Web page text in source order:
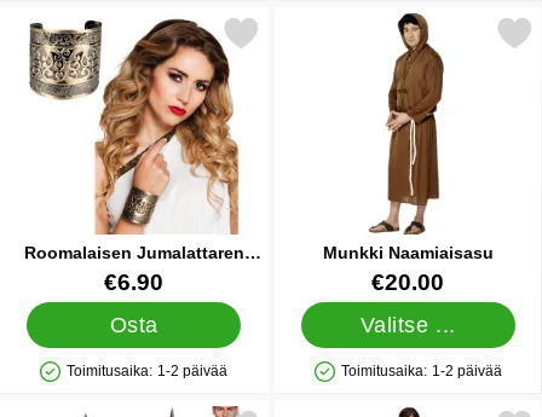
Roomalaisen Jumalattaren
Rannekoru
Tuote.nro 22942
€6.90
Osta
Saatavuus: Varastossa
Toimitusaika: 1-2 päivää
roomalaisen Jumalattaren Rannekoru suosikiksi
Munkki Naamiaisasu
Tuote.nro 1009€20.00
Valitse ...
Saatavuus: Varastossa
Toimitusaika: 1-2 päivää
Merkitse munkki